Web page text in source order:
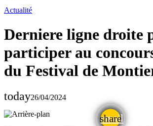
Actualité
Derniere ligne droite
participer au
du Festival de
today26/04/2024
share
email